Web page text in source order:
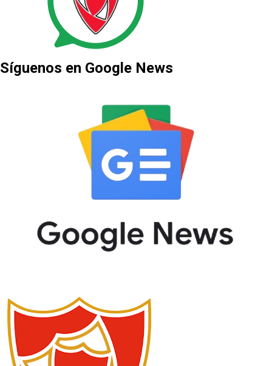
Síguenos en Google News